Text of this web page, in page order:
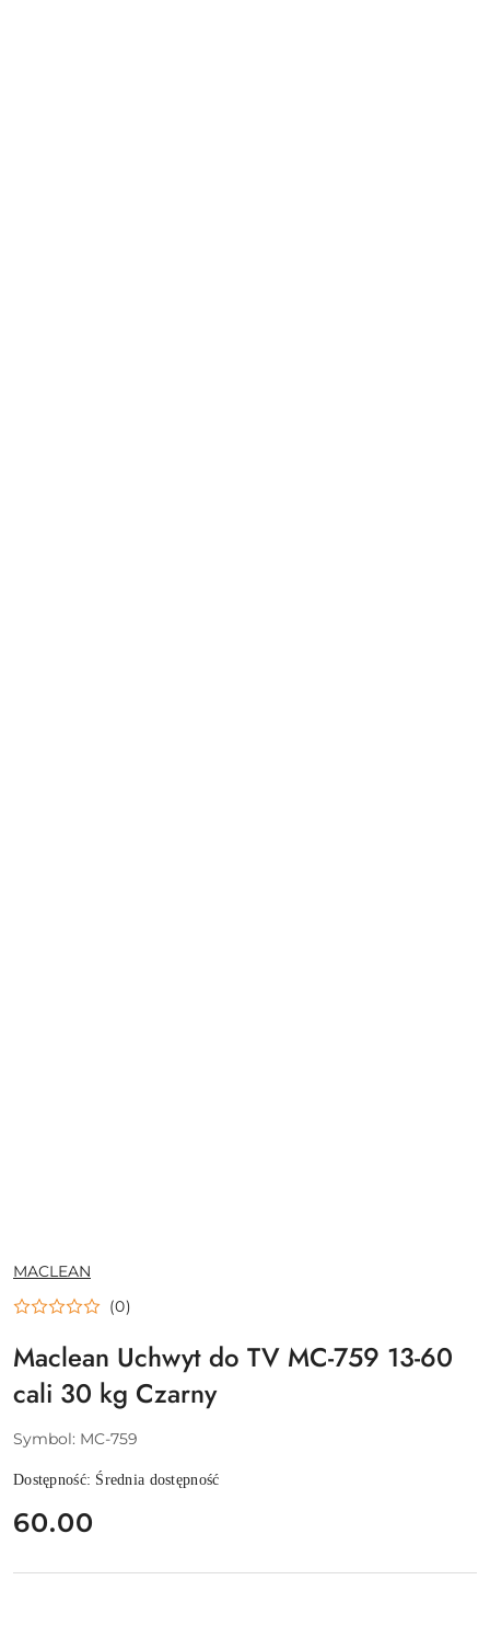
NAZWA
PRODUCENTA:
MACLEAN
(0)
Maclean Uchwyt do TV MC-759 13-60
cali 30 kg Czarny
Symbol: MC-759
Dostępność: Średnia dostępność
cena:
60.00